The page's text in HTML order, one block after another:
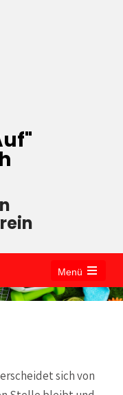
Menü
the
main
sich von